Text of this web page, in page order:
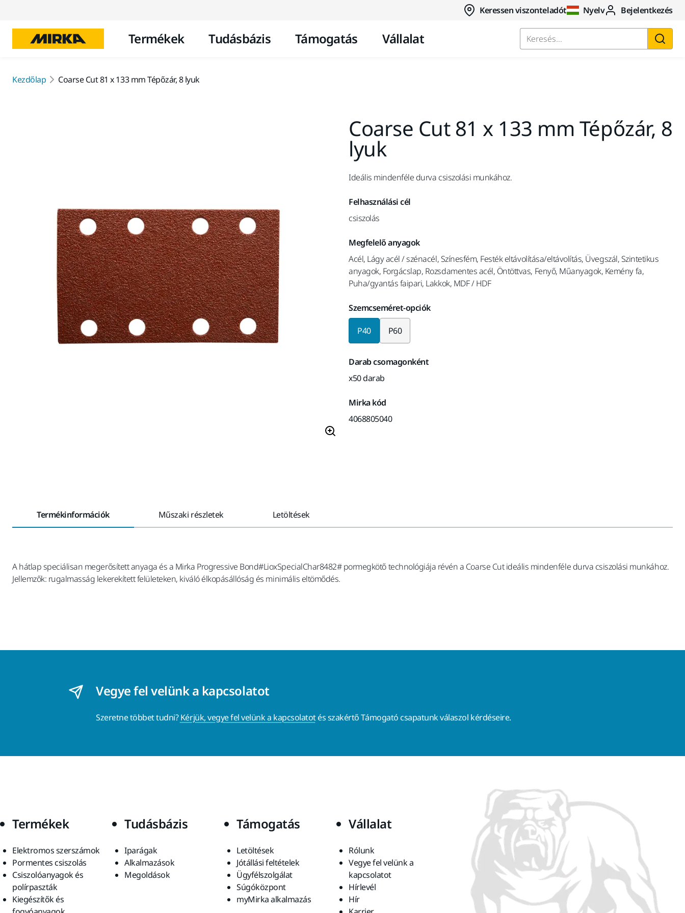
Keressen viszonteladót Nyelv Bejelentkezés
Termékek Tudásbázis Támogatás Vállalat Keresés...
Kezdőlap Coarse Cut 81 x 133 mm Tépőzár, 8 lyuk
Coarse Cut 81 x 133 mm Tépőzár, 8
lyuk
Ideális mindenféle durva csiszolási munkához.
Felhasználási cél
csiszolás
Megfelelő anyagok
Acél, Lágy acél / szénacél, Színesfém, Festék eltávolítása/eltávolítás, Üvegszál, Szintetikus
anyagok, Forgácslap, Rozsdamentes acél, Öntöttvas, Fenyő, Műanyagok, Kemény fa,
Puha/gyantás faipari, Lakkok, MDF / HDF
Szemcseméret-opciók
P40 P60
Darab csomagonként
x50 darab
Mirka kód
4068805040
Termékinformációk Műszaki részletek Letöltések
A hátlap speciálisan megerősített anyaga és a Mirka Progressive Bond#LioxSpecialChar8482# pormegkötő technológiája révén a Coarse Cut ideális mindenféle durva csiszolási munkához.
Jellemzők: rugalmasság lekerekített felületeken, kiváló élkopásállóság és minimális eltömődés.
Vegye fel velünk a kapcsolatot
Szeretne többet tudni?Kérjük, vegye fel velünk a kapcsolatotés szakértő Támogató csapatunk válaszol kérdéseire.
Termékek
Elektromos szerszámok
Pormentes csiszolás
Csiszolóanyagok és
polírpaszták
Kiegészítők és
Tudásbázis
Iparágak
Alkalmazások
Megoldások
Támogatás
Letöltések
Jótállási feltételek
Ügyfélszolgálat
Súgóközpont
myMirka alkalmazás
Vállalat
Rólunk
Vegye fel velünk a
kapcsolatot
Hírlevél
Hír